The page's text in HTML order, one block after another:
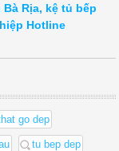
Rịa, kệ tủ bếp
Hotline
go dep
tu bep dep